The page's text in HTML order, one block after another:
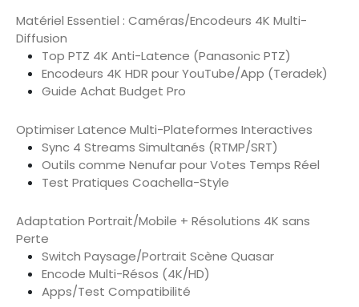
Matériel Essentiel : Caméras/Encodeurs 4K Multi-
Diffusion
Top PTZ 4K Anti-Latence (Panasonic PTZ)
Encodeurs 4K HDR pour YouTube/App (Teradek)
Guide Achat Budget Pro
Optimiser Latence Multi-Plateformes Interactives
Sync 4 Streams Simultanés (RTMP/SRT)
Outils comme Nenufar pour Votes Temps Réel
Test Pratiques Coachella-Style
Adaptation Portrait/Mobile + Résolutions 4K sans
Perte
Switch Paysage/Portrait Scène Quasar
Encode Multi-Résos (4K/HD)
Apps/Test Compatibilité